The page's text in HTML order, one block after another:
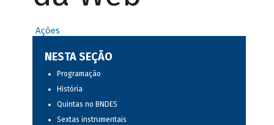
Ações
NESTA SEÇÃO
Programação
História
Quintas no BNDES
Sextas instrumentais